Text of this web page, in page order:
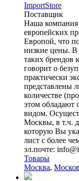
ImportStore
Поставщик
Наша компания
европейских
Европой, что
низкие цены. В
таких брендов
говорит о
практически
представлены
количестве
этом
видом.
Москвы, в т.ч.
которую Вы
лист с более
эл.почте:
Товары
Москва,